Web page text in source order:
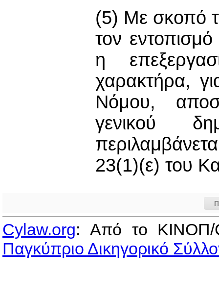
(5) Με σκοπό
τον
η
χαρακτήρα,
Νόμου,
γενικού
23(1)(ε) του
Cylaw.org: Από το
Παγκύπριο Δικηγορικό